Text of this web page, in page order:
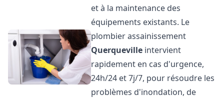
et à la maintenance des
équipements existants. Le
plombier assainissement
Querqueville intervient
rapidement en cas d'urgence,
24h/24 et 7j/7, pour résoudre les
problèmes d'inondation, de